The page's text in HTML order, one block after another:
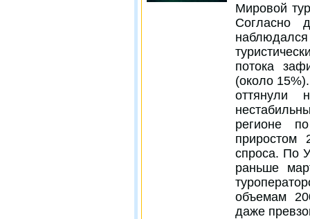
Мировой
Согласно
потока
(около
оттянули
регионе
приростом
спроса. По
раньше
объемам
даже